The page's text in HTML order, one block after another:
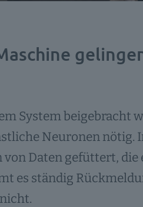
System beigebracht
Neuronen nötig.
Daten gefüttert,
es ständig